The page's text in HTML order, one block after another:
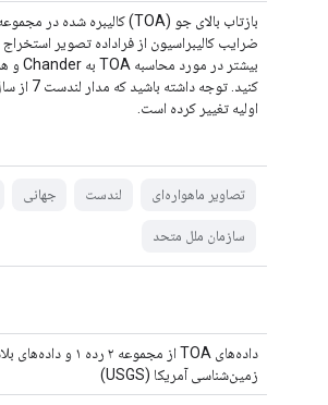
ضرایب کالیبراسیون از فراداده تصویر
اولیه تغییر کرده است.
تصاویر ماهواره‌ای لندست جهانی
سازمان ملل متحد
زمین‌شناسی آمریکا (USGS)